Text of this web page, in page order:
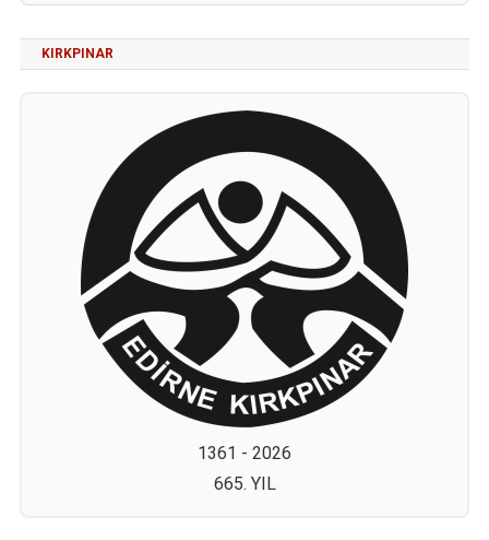
KIRKPINAR
1361 - 2026
665. YIL